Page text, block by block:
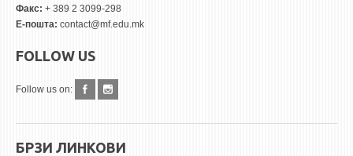
Факс: + 389 2 3099-298
Е-пошта: contact@mf.edu.mk
FOLLOW US
Follow us on:
БРЗИ ЛИНКОВИ